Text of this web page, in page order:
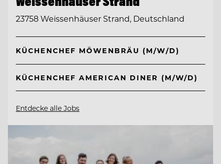
23758 Weissenhäuser Strand, Deutschland
KÜCHENCHEF MÖWENBRÄU (M/W/D)
KÜCHENCHEF AMERICAN DINER (M/W/D)
Entdecke alle Jobs